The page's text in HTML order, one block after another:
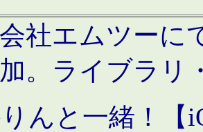
社エムツーに
。ライブラリ
んと一緒！【